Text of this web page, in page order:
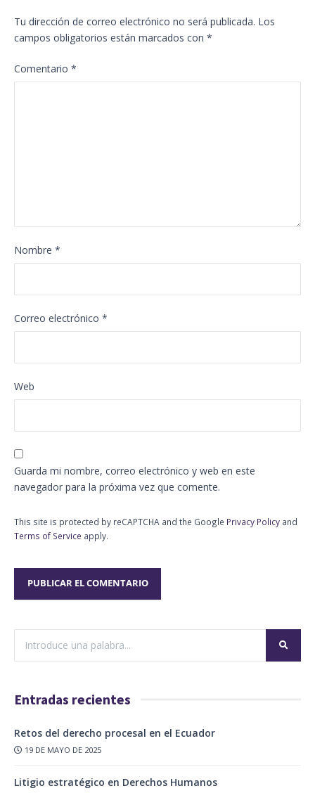
Tu dirección de correo electrónico no será publicada. Los
campos obligatorios están marcados con *
Comentario *
Nombre *
Correo electrónico *
Web
Guarda mi nombre, correo electrónico y web en este
navegador para la próxima vez que comente.
This site is protected by reCAPTCHA and the Google Privacy Policy and
Terms of Service apply.
Entradas recientes
Retos del derecho procesal en el Ecuador
19 DE MAYO DE 2025
Litigio estratégico en Derechos Humanos